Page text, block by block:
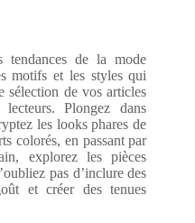
tendances de la mode
motifs et les styles qui
sélection de vos articles
Plongez dans
les looks phares de
colorés, en passant par
explorez les pièces
pas d’inclure des
et créer des tenues